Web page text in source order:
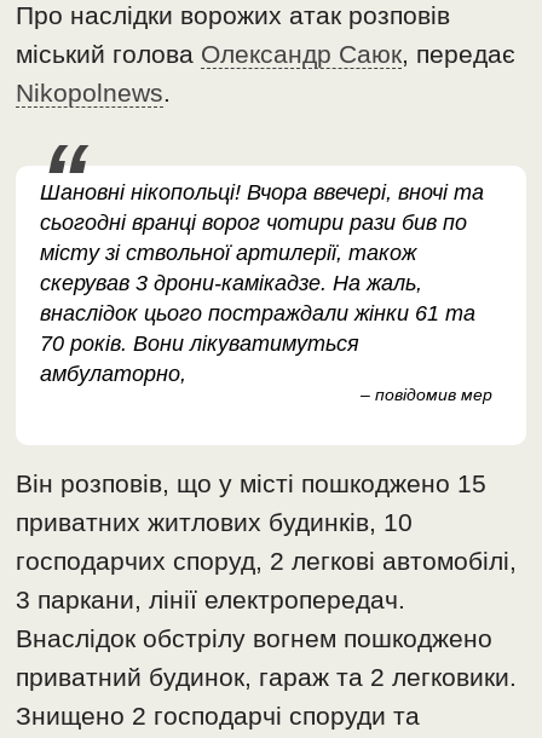
Про наслідки ворожих атак розповів
міський голова Олександр Саюк, передає
Nikopolnews.
Шановні нікопольці! Вчора ввечері, вночі та
сьогодні вранці ворог чотири рази бив по
місту зі ствольної артилерії, також
скерував 3 дрони-камікадзе. На жаль,
внаслідок цього постраждали жінки 61 та
70 років. Вони лікуватимуться
амбулаторно,
– повідомив мер
Він розповів, що у місті пошкоджено 15
приватних житлових будинків, 10
господарчих споруд, 2 легкові автомобілі,
3 паркани, лінії електропередач.
Внаслідок обстрілу вогнем пошкоджено
приватний будинок, гараж та 2 легковики.
Знищено 2 господарчі споруди та